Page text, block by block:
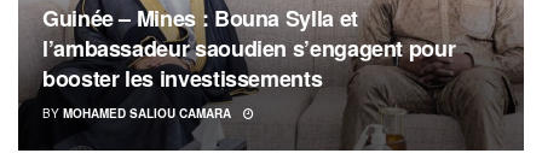
Guinée – Mines : Bouna Sylla et
l’ambassadeur saoudien s’engagent pour
booster les investissements
BY MOHAMED SALIOU CAMARA